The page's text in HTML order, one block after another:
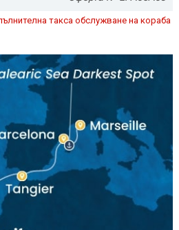
такса обслужване на кораба